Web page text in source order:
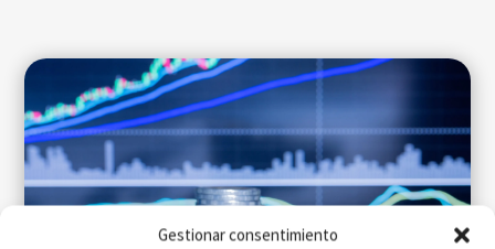
Gestionar consentimiento